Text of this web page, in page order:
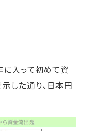
に入って初めて資
した通り、日本円